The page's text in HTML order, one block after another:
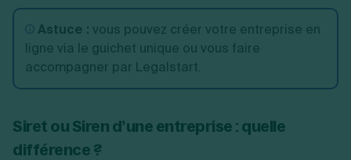
Astuce : vous pouvez créer votre entreprise en
ligne via le guichet unique ou vous faire
accompagner par Legalstart.
Siret ou Siren d’une entreprise : quelle
différence ?